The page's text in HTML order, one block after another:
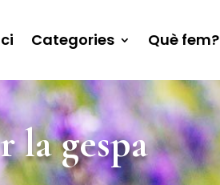
Categories Què fem?
la gespa